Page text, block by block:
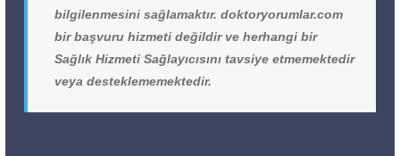
bilgilenmesini sağlamaktır. doktoryorumlar.com
bir başvuru hizmeti değildir ve herhangi bir
Sağlık Hizmeti Sağlayıcısını tavsiye etmemektedir
veya desteklememektedir.